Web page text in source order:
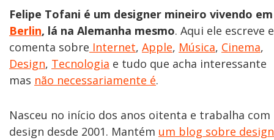
Felipe Tofani é um designer mineiro vivendo em
Berlin, lá na Alemanha mesmo. Aqui ele escreve e
comenta sobre Internet, Apple, Música, Cinema,
Design, Tecnologia e tudo que acha interessante
mas não necessariamente é.
Nasceu no início dos anos oitenta e trabalha com
design desde 2001. Mantém um blog sobre design